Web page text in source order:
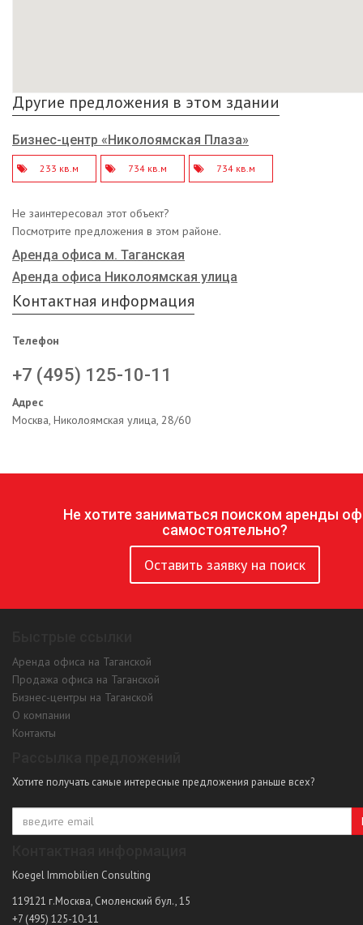
Другие предложения в этом здании
Бизнес-центр «Николоямская Плаза»
233 кв.м 734 кв.м 734 кв.м
Не заинтересовал этот объект?
Посмотрите предложения в этом районе.
Аренда офиса м. Таганская
Аренда офиса Николоямская улица
Контактная информация
Телефон
+7 (495) 125-10-11
Адрес
Москва, Николоямская улица, 28/60
Не хотите заниматься поиском аренды
самостоятельно?
Оставить заявку на поиск
Аренда офиса на Таганской
Продажа офиса на Таганской
Бизнес-центры на Таганской
О компании
Контакты
Хотите получать самые интересные предложения раньше всех?
Koegel Immobilien Consulting
119121 г.Москва, Смоленский бул., 15
+7 (495) 125-10-11